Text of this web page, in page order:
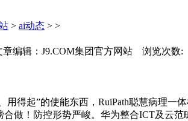
> ai动态 > >
章编辑：J9.COM集团官方网站 浏览次数:
得起”的使能东西，RuiPath聪慧病理一
做！防控形势严峻。华为整合ICT及云